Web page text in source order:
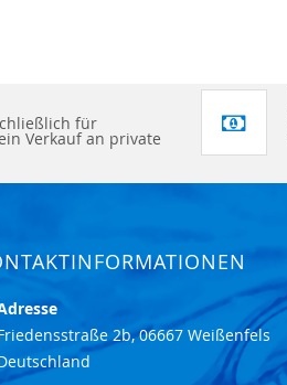
für
Verkauf an private
2b, 06667 Weißenfels